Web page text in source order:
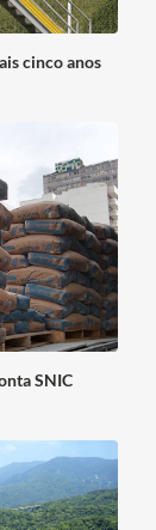
cinco anos
SNIC